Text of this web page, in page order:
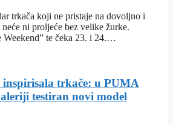
trkača koji ne pristaje na dovoljno i
ni proljeće bez velike žurke.
te čeka 23. i 24.…
inspirisala trkače: u PUMA
testiran novi model